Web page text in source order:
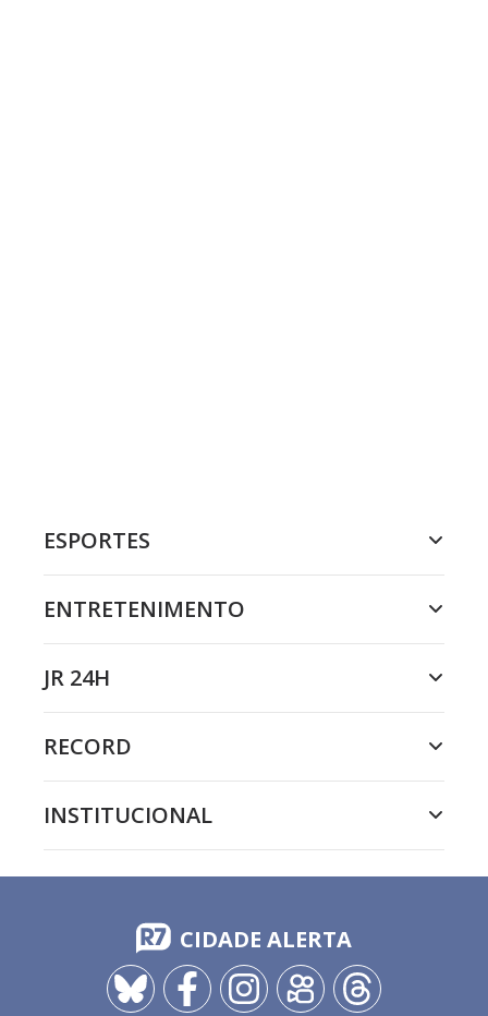
ESPORTES
ENTRETENIMENTO
JR 24H
RECORD
INSTITUCIONAL
CIDADE ALERTA